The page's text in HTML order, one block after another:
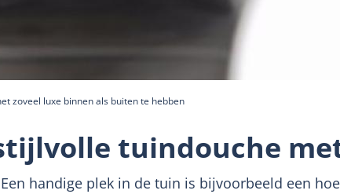
zoveel luxe binnen als buiten te hebben
tuindouche
handige plek in de tuin is bijvoorbeeld een